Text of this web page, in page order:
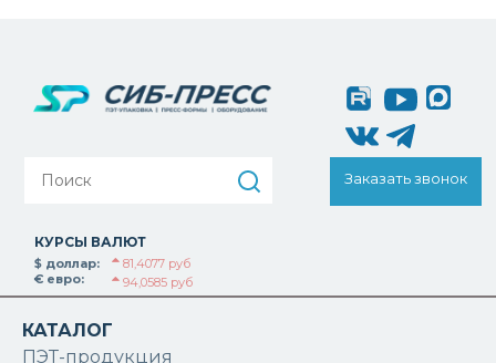
Заказать звонок
КУРСЫ ВАЛЮТ
$ доллар:
81,4077 руб
€ евро:
94,0585 руб
КАТАЛОГ
ПЭТ-продукция